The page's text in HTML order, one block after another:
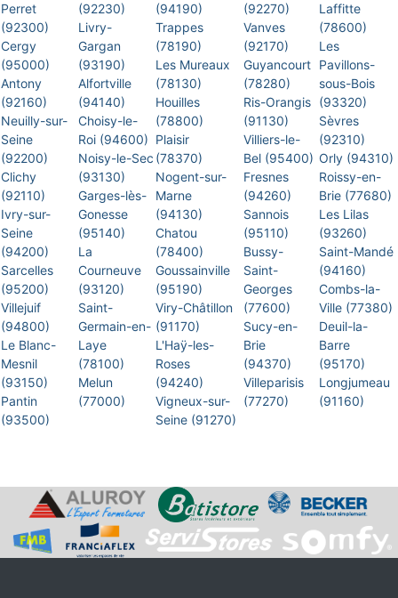
Perret
(92300)
Cergy
(95000)
Antony
(92160)
Neuilly-sur-
Seine
(92200)
Clichy
(92110)
Ivry-sur-
Seine
(94200)
Sarcelles
(95200)
Villejuif
(94800)
Le Blanc-
Mesnil
(93150)
Pantin
(93500)
(92230)
Livry-
Gargan
(93190)
Alfortville
(94140)
Choisy-le-
Roi (94600)
Noisy-le-Sec
(93130)
Garges-lès-
Gonesse
(95140)
La
Courneuve
(93120)
Saint-
Germain-en-
Laye
(78100)
Melun
(77000)
(94190)
Trappes
(78190)
Les Mureaux
(78130)
Houilles
(78800)
Plaisir
(78370)
Nogent-sur-
Marne
(94130)
Chatou
(78400)
Goussainville
(95190)
Viry-Châtillon
(91170)
L'Haÿ-les-
Roses
(94240)
Vigneux-sur-
Seine (91270)
(92270)
Vanves
(92170)
Guyancourt
(78280)
Ris-Orangis
(91130)
Villiers-le-
Bel (95400)
Fresnes
(94260)
Sannois
(95110)
Bussy-
Saint-
Georges
(77600)
Sucy-en-
Brie
(94370)
Villeparisis
(77270)
Laffitte
(78600)
Les
Pavillons-
sous-Bois
(93320)
Sèvres
(92310)
Orly (94310)
Roissy-en-
Brie (77680)
Les Lilas
(93260)
Saint-Mandé
(94160)
Combs-la-
Ville (77380)
Deuil-la-
Barre
(95170)
Longjumeau
(91160)